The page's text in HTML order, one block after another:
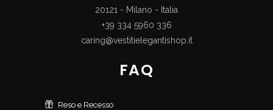
20121 - Milano - Italia
+39 334 5960 336
caring@vestitielegantishop.it
FAQ
Reso e Recesso